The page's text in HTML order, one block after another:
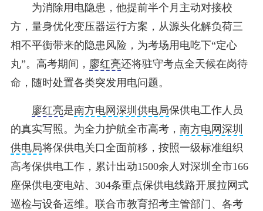
为消除用电隐患，他提前半个月主动对接校
方，量身优化变压器运行方案，从源头化解负荷三
相不平衡带来的隐患风险，为考场用电吃下“定心
丸”。高考期间， 廖红亮还将驻守考点全天候在岗待
命，随时处置各类突发用电问题。
廖红亮是南方电网深圳供电局保供电工作人员
的真实写照。为全力护航全市高考， 南方电网深圳
供电局将保供电关口全面前移，按照一级标准组织
高考保供电工作，累计出动1500余人对深圳全市166
座保供电变电站、304条重点保供电线路开展拉网式
巡检与设备运维。联合市教育招考主管部门、各考